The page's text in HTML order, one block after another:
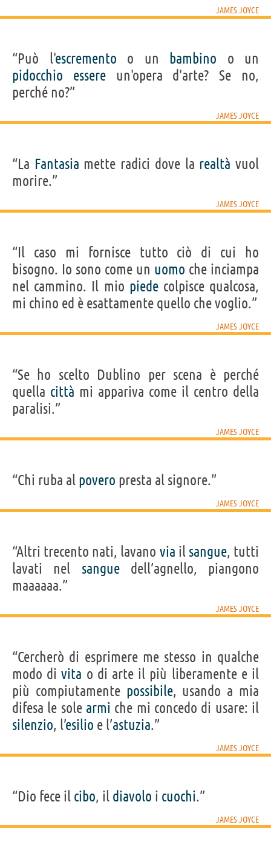
JAMES JOYCE
“Può l'escremento o un bambino o un
pidocchio
essereun'opera d'arte? Se no,
perché no?”
JAMES JOYCE
“La Fantasia mette radici dove la realtà vuol
morire.”
JAMES JOYCE
“Il caso mi fornisce tutto ciò di cui ho
bisogno. Io sono come un uomo che inciampa
nel cammino. Il mio piedecolpisce qualcosa,
mi chino ed è esattamente quello che voglio.”
JAMES JOYCE
“Se ho scelto Dublino per scena è perché
quella città mi appariva come il centro della
paralisi.”
JAMES JOYCE
“Chi ruba al povero presta al signore.”
JAMES JOYCE
“Altri trecento nati, lavano via il sangue, tutti
lavati nel sanguedell’agnello, piangono
maaaaaa.”
JAMES JOYCE
“Cercherò di esprimere me stesso in qualche
modo divita o di arte il più liberamente e il
più compiutamente possibile, usando a mia
difesa le sole armi che mi concedo di usare: il
silenzio, l’esilio e l’astuzia.”
JAMES JOYCE
“Dio fece il cibo, il diavolo i cuochi.”
JAMES JOYCE